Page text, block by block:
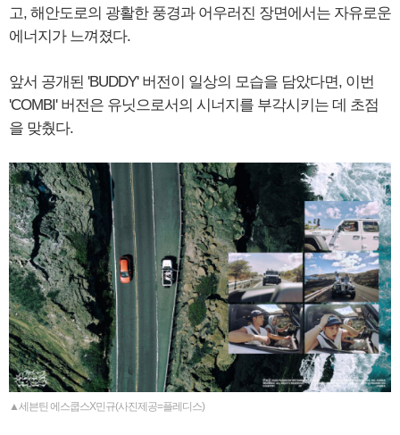
고, 해안도로의 광활한 풍경과 어우러진 장면에서는 자유로운
에너지가 느껴졌다.
앞서 공개된 'BUDDY' 버전이 일상의 모습을 담았다면, 이번
'COMBI' 버전은 유닛으로서의 시너지를 부각시키는 데 초점
을 맞췄다.
▲세븐틴 에스쿱스X민규(사진제공=플레디스)